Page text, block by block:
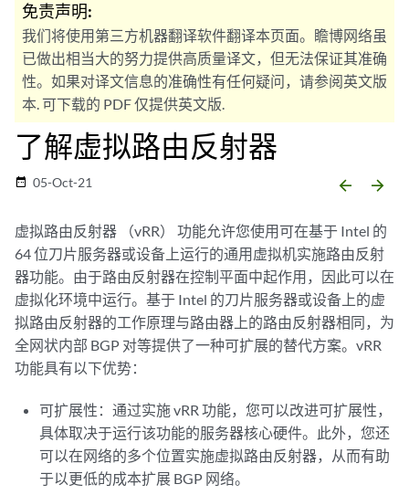
免责声明:
我们将使用第三方机器翻译软件翻译本页面。瞻博网络虽
已做出相当大的努力提供高质量译文，但无法保证其准确
性。如果对译文信息的准确性有任何疑问，请参阅英文版
本. 可下载的 PDF 仅提供英文版.
了解虚拟路由反射器
date_range 05-Oct-21 arrow_backward arrow_forward
虚拟路由反射器 （vRR） 功能允许您使用可在基于 Intel 的
64 位刀片服务器或设备上运行的通用虚拟机实施路由反射
器功能。由于路由反射器在控制平面中起作用，因此可以在
虚拟化环境中运行。基于 Intel 的刀片服务器或设备上的虚
拟路由反射器的工作原理与路由器上的路由反射器相同，为
全网状内部 BGP 对等提供了一种可扩展的替代方案。vRR
功能具有以下优势：
可扩展性：通过实施 vRR 功能，您可以改进可扩展性，
具体取决于运行该功能的服务器核心硬件。此外，您还
可以在网络的多个位置实施虚拟路由反射器，从而有助
于以更低的成本扩展 BGP 网络。